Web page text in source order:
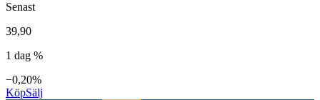
Senast
39,90
1 dag %
−0,20%
KöpSälj